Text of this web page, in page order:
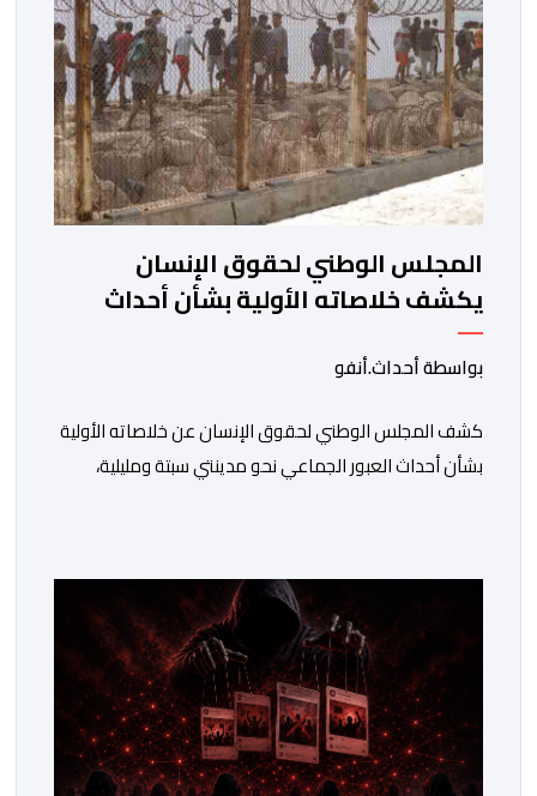
المجلس الوطني لحقوق الإنسان
يكشف خلاصاته الأولية بشأن أحداث
العبور إلى سبتة ومليلية
بواسطة أحداث.أنفو
كشف المجلس الوطني لحقوق الإنسان عن خلاصاته الأولية
بشأن أحداث العبور الجماعي نحو مدينتي سبتة ومليلية،
وحقوق الأطفال والحقوق المرتبطة بالهجرة. وأوضح
المجلس، في بلاغ له، أنه اعتمد في تتبعه للأحداث على الرصد
الميداني والرقمي والاستماع إلى شهادات عدد […]